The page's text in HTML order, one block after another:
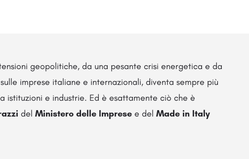
geopolitiche, da una pesante crisi energetica e da
imprese italiane e internazionali, diventa sempre più
istituzioni e industrie. Ed è esattamente ciò che è
del Ministero delle Imprese e del Made in Italy